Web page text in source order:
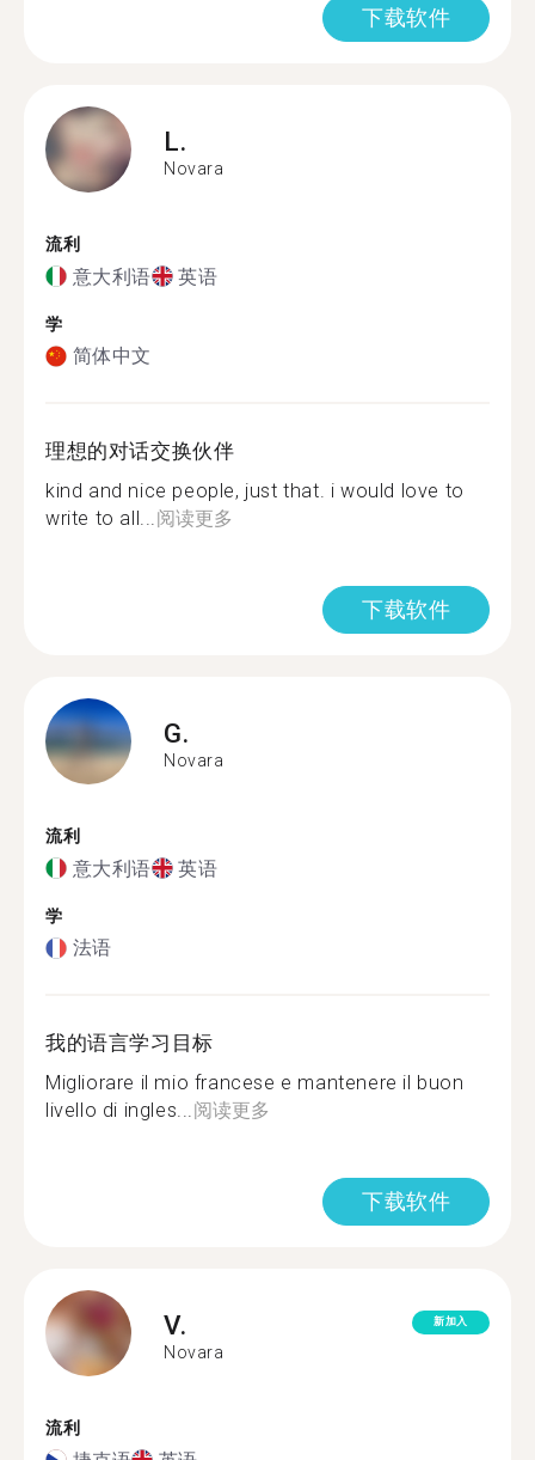
下载软件
L.
Novara
流利
意大利语 英语
学
简体中文
理想的对话交换伙伴
kind and nice people, just that. i would love to
write to all...阅读更多
下载软件
G.
Novara
流利
意大利语 英语
学
法语
我的语言学习目标
Migliorare il mio francese e mantenere il buon
livello di ingles...阅读更多
下载软件
V.
Novara
新加入
流利